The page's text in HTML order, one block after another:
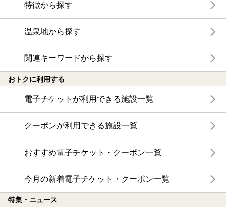
特徴から探す
温泉地から探す
関連キーワードから探す
おトクに利用する
電子チケットが利用できる施設一覧
クーポンが利用できる施設一覧
おすすめ電子チケット・クーポン一覧
今月の新着電子チケット・クーポン一覧
特集・ニュース